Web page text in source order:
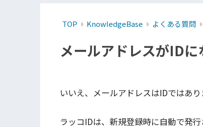
TOP KnowledgeBase よくある質問
メールアドレスがIDに
いいえ、メールアドレスはIDではあり
ラッコIDは、新規登録時に自動で発行